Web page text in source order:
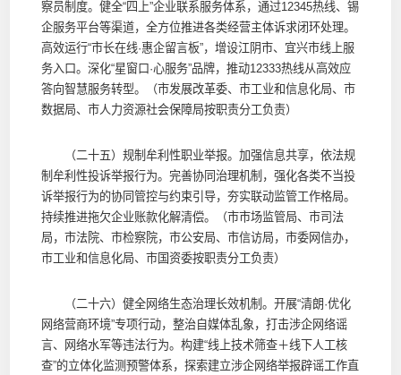
察员制度。健全“四上”企业联系服务体系，通过12345热线、锡
企服务平台等渠道，全方位推进各类经营主体诉求闭环处理。
高效运行“市长在线·惠企留言板”，增设江阴市、宜兴市线上服
务入口。深化“星窗口·心服务”品牌，推动12333热线从高效应
答向智慧服务转型。（市发展改革委、市工业和信息化局、市
数据局、市人力资源社会保障局按职责分工负责）
（二十五）规制牟利性职业举报。加强信息共享，依法规
制牟利性投诉举报行为。完善协同治理机制，强化各类不当投
诉举报行为的协同管控与约束引导，夯实联动监管工作格局。
持续推进拖欠企业账款化解清偿。（市市场监管局、市司法
局，市法院、市检察院，市公安局、市信访局，市委网信办，
市工业和信息化局、市国资委按职责分工负责）
（二十六）健全网络生态治理长效机制。开展“清朗·优化
网络营商环境”专项行动，整治自媒体乱象，打击涉企网络谣
言、网络水军等违法行为。构建“线上技术筛查＋线下人工核
查”的立体化监测预警体系，探索建立涉企网络举报辟谣工作直